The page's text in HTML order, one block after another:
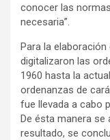
conocer las
necesaria”.
Para la
digitalizaron las
1960 hasta la
ordenanzas de
fue llevada a cabo
De ésta manera se
resultado, se